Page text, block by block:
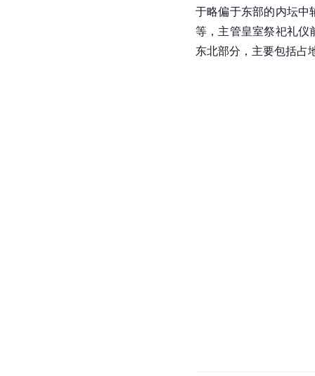
于略偏于东部的内坛中
等，主管皇室祭祀礼仪
东北部分，主要包括占